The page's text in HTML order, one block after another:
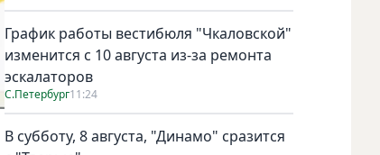
График работы вестибюля "Чкаловской"
изменится с 10 августа из-за ремонта
эскалаторов
С.Петербург11:24
В субботу, 8 августа, "Динамо" сразится